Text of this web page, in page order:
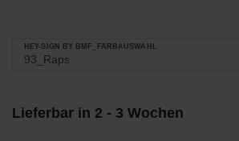
HEY-SIGN BY BMF_FARBAUSWAHL
Lieferbar in 2 - 3 Wochen